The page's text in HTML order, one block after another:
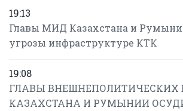
19:13
Главы МИД Казахстана и
угрозы инфраструктуре КТК
19:08
ГЛАВЫ ВНЕШНЕПОЛИТИЧЕСКИХ
КАЗАХСТАНА И РУМЫНИИ